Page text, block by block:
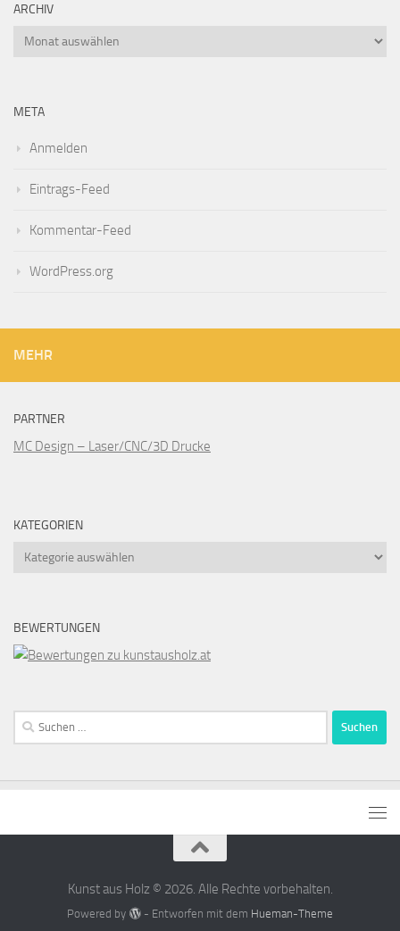
ARCHIV
Archiv
META
Anmelden
Eintrags-Feed
Kommentar-Feed
WordPress.org
MEHR
PARTNER
MC Design – Laser/CNC/3D Drucke
KATEGORIEN
Kategorien
BEWERTUNGEN
Suchen
nach:
Kunst aus Holz © 2026. Alle Rechte vorbehalten.
Powered by - Entworfen mit dem Hueman-Theme